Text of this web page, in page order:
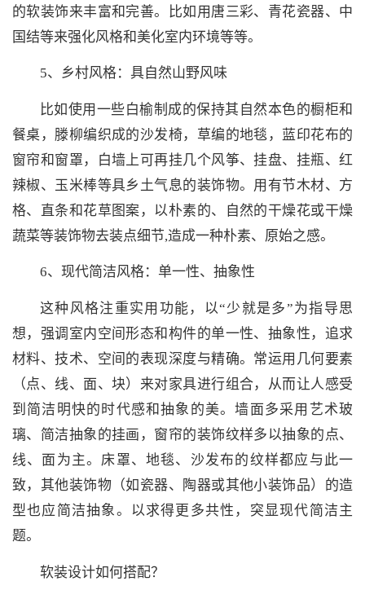
的软装饰来丰富和完善。比如用唐三彩、青花瓷器、中
国结等来强化风格和美化室内环境等等。
5、乡村风格：具自然山野风味
比如使用一些白榆制成的保持其自然本色的橱柜和
餐桌，滕柳编织成的沙发椅，草编的地毯，蓝印花布的
窗帘和窗罩，白墙上可再挂几个风筝、挂盘、挂瓶、红
辣椒、玉米棒等具乡土气息的装饰物。用有节木材、方
格、直条和花草图案，以朴素的、自然的干燥花或干燥
蔬菜等装饰物去装点细节,造成一种朴素、原始之感。
6、现代简洁风格：单一性、抽象性
这种风格注重实用功能，以“少就是多”为指导思
想，强调室内空间形态和构件的单一性、抽象性，追求
材料、技术、空间的表现深度与精确。常运用几何要素
（点、线、面、块）来对家具进行组合，从而让人感受
到简洁明快的时代感和抽象的美。墙面多采用艺术玻
璃、简洁抽象的挂画，窗帘的装饰纹样多以抽象的点、
线、面为主。床罩、地毯、沙发布的纹样都应与此一
致，其他装饰物（如瓷器、陶器或其他小装饰品）的造
型也应简洁抽象。以求得更多共性，突显现代简洁主
题。
软装设计如何搭配？